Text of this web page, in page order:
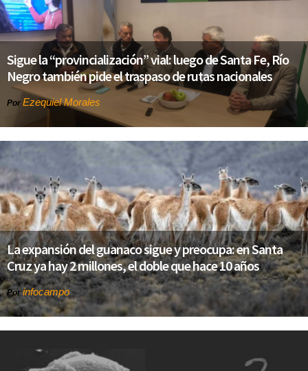
Sigue la “provincialización” vial: luego de Santa Fe, Río
Negro también pide el traspaso de rutas nacionales
Por Ezequiel Morales
La expansión del guanaco sigue y preocupa: en Santa
Cruz ya hay 2 millones, el doble que hace 10 años
Porinfocampo